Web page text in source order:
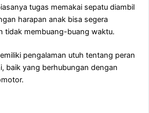
tugas memakai sepatu diambil
harapan anak bisa segera
tidak membuang-buang waktu.
pengalaman utuh tentang peran
baik yang berhubungan dengan